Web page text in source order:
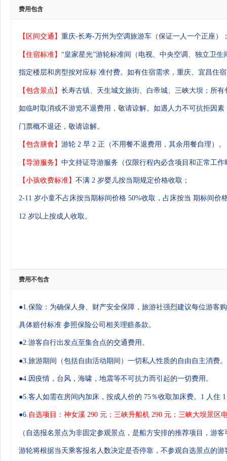
费用包含
【区间交通】 重庆-长寿-万州为空调旅游车（保证一人一个正座）
【住宿标准】 “皇家星光”游轮标准间（电视、中央空调、独立卫生
指定楼层和房型按对应标 准付费。如有住宿需求，重庆、宜昌住
【包含景点】 长寿古镇、天生城文旅街、白帝城、三峡大坝；所
如临时取消或不游览不退费用，敬请谅解。如遇人力不可抗拒因
门票概不退还，敬请谅解。
【包含膳食】 游轮 2 早 2 正（不用餐不退费用，其余用餐自理）。
【导游服务】 中文持证导游服务（仅限行程内必含项目和正常工作
【小孩收费标准】 不满 2 岁婴儿按当期规定价格收取；
2-11 岁小童不占床按当期标间价格 50%收取，占床按当 期标间价
12 岁以上按成人收取。
费用不包含
●1.保险：为确保人身、财产安全保障，旅游社强烈建议每位游客
具体赔付标准 参照保险公司相关理赔条款。
●2.游客自行出发点至集合点的交通费用。
●3.旅游期间（包括自由活动期间）一切私人性质的自由自主消费
●4.因疫情，台风，海啸，地震等不可抗力而引起的一切费用。
●5.客人如需在房间内加床，按成人价的 75％收取加床费。1 人住
●6. 自选项目：神女溪 290 元；三峡升船机 290 元；三峡大坝景区
（自选报名景点为非固定参观景点，是船方安排的推荐项目，游
游轮将根据当天乘客报名人数决定是否停靠，不参观自选景点的